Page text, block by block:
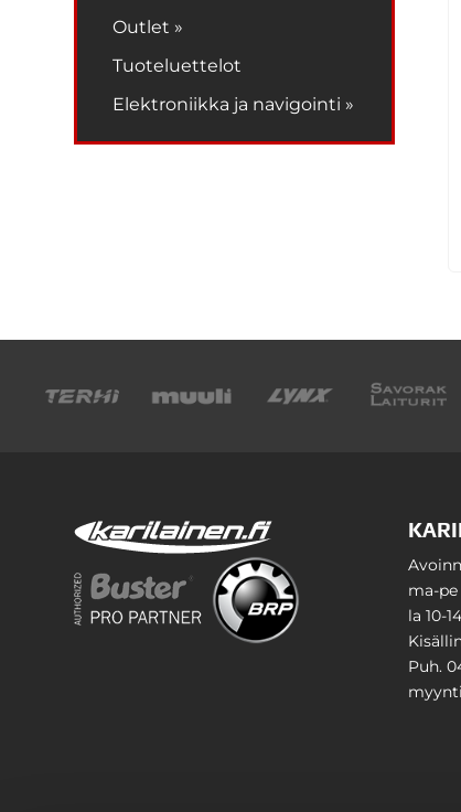
Outlet »
Tuoteluettelot
Elektroniikka ja navigointi »
ma-pe
la 10-14
Puh.